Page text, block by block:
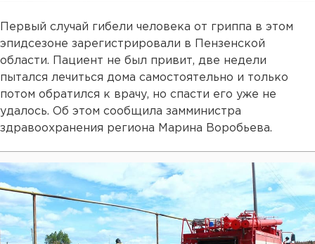
Первый случай гибели человека от гриппа в этом
эпидсезоне зарегистрировали в Пензенской
области. Пациент не был привит, две недели
пытался лечиться дома самостоятельно и только
потом обратился к врачу, но спасти его уже не
удалось. Об этом сообщила замминистра
здравоохранения региона Марина Воробьева.